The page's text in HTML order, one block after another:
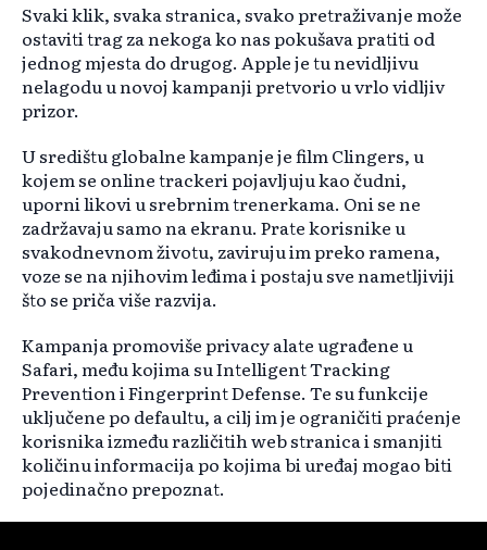
Svaki klik, svaka stranica, svako pretraživanje može
ostaviti trag za nekoga ko nas pokušava pratiti od
jednog mjesta do drugog. Apple je tu nevidljivu
nelagodu u novoj kampanji pretvorio u vrlo vidljiv
prizor.
U središtu globalne kampanje je film Clingers, u
kojem se online trackeri pojavljuju kao čudni,
uporni likovi u srebrnim trenerkama. Oni se ne
zadržavaju samo na ekranu. Prate korisnike u
svakodnevnom životu, zaviruju im preko ramena,
voze se na njihovim leđima i postaju sve nametljiviji
što se priča više razvija.
Kampanja promoviše privacy alate ugrađene u
Safari, među kojima su Intelligent Tracking
Prevention i Fingerprint Defense. Te su funkcije
uključene po defaultu, a cilj im je ograničiti praćenje
korisnika između različitih web stranica i smanjiti
količinu informacija po kojima bi uređaj mogao biti
pojedinačno prepoznat.